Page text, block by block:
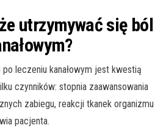
utrzymywać się ból
leczeniu kanałowym jest kwestią
czynników: stopnia zaawansowania
zabiegu, reakcji tkanek organizmu
pacjenta.